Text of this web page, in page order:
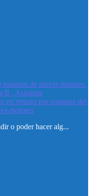
de mover motores.
B , Asistente
en remoto por usuarios del
motores
o poder hacer alg...